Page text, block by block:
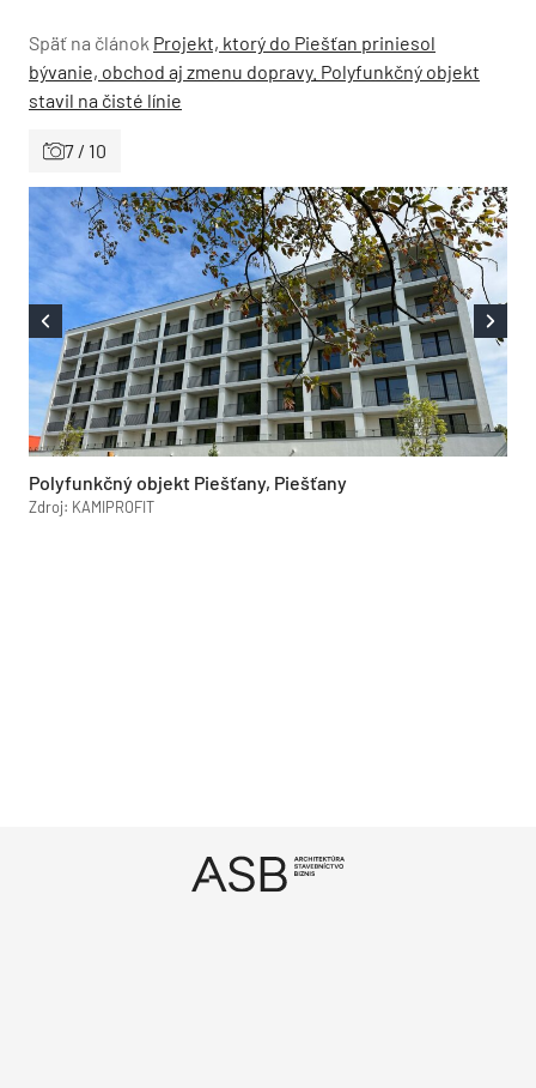
Späť na článok Projekt, ktorý do Piešťan priniesol
bývanie, obchod aj zmenu dopravy. Polyfunkčný objekt
stavil na čisté línie
7 / 10
Polyfunkčný objekt Piešťany, Piešťany
Zdroj: KAMIPROFIT